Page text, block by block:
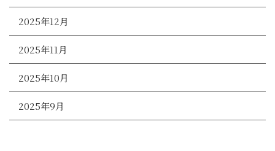
2025年12月
2025年11月
2025年10月
2025年9月